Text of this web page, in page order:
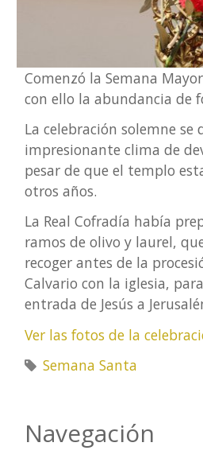
Comenzó la Semana
con ello la abundancia de
La celebración solemne se
impresionante clima de
pesar de que el templo
otros años.
La Real Cofradía había
ramos de olivo y laurel,
recoger antes de la
Calvario con la iglesia,
entrada de Jesús a
Ver las fotos de la
Semana Santa
Navegación